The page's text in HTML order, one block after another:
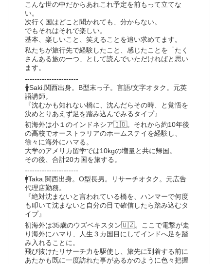
こんな世の中だからあれこれ予定を前もって立てな
い。
次行く国はどこと聞かれても、分からない。
でもそれはそれで楽しい。
基本、楽しいこと、笑えることを追い求めてます。
私たちが旅行先で経験したこと、感じたことを「たく
さんある旅の一つ」として読んでいただければと思い
ます。
----------------------
🚺Saki.関西出身。B型末っ子。言語/文字オタク。元英
語講師。
『沈むかも知れない橋に、沈んだらその時、と覚悟を
決めとりあえず足を踏み込んでみるタイプ』
初海外は小１のインドネシア🇮🇩。それから約10年後
の高校でオーストラリアのホームステイを経験し、
徐々に海外にハマる。
大学のアメリカ留学では10kgの増量と共に帰国。
その後、合計20カ国を旅する。
----------------------
🚹Taka.関西出身。O型長男。リサーチオタク。元広告
代理店勤務。
『絶対沈まないと言われている橋を、ハンマーで何度
も叩いて沈まないと自分の目で確信したら踏み込むタ
イプ』
初海外は35歳のウズベキスタン🇺🇿。ここで電撃が走
り海外にハマり、人生３カ国目にしてインドへ足を踏
み入れることに。
飛び抜けたリサーチ力を駆使し、旅先に到着する前に
あたかも既に一度訪れた事があるかのように色々把握